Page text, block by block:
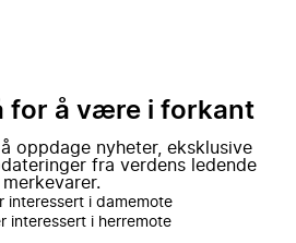
for å være i forkant
oppdage nyheter, eksklusive
fra verdens ledende
merkevarer.
interessert i damemote
interessert i herremote